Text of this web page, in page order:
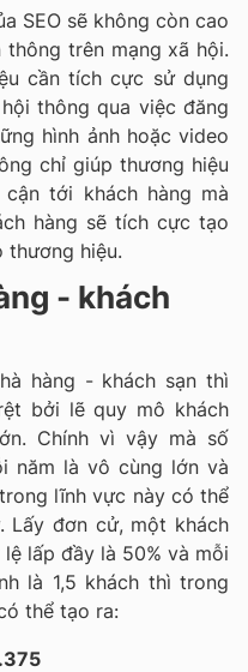
SEO sẽ không còn cao
trên mạng xã hội.
cần tích cực sử dụng
thông qua việc đăng
hình ảnh hoặc video
chỉ giúp thương hiệu
tới khách hàng mà
hàng sẽ tích cực tạo
thương hiệu.
- khách
hàng - khách sạn thì
bởi lẽ quy mô khách
Chính vì vậy mà số
năm là vô cùng lớn và
lĩnh vực này có thể
Lấy đơn cử, một khách
lấp đầy là 50% và mỗi
là 1,5 khách thì trong
thể tạo ra: